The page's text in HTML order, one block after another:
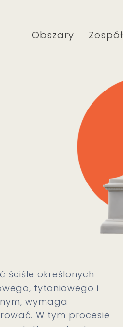
Obszary Zespół
ściśle określonych
tytoniowego i
wymaga
W tym procesie